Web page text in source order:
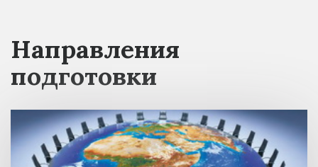
Направления
подготовки